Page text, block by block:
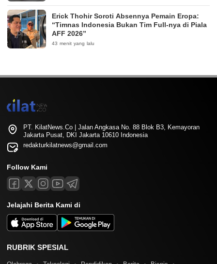
Erick Thohir Soroti Absennya Pemain Eropa:
“Timnas Indonesia Bukan Tim Full-nya di Piala
AFF 2026”
43 menit yang lalu
PT. KilatNews.Co | Jalan Angkasa No. 88 Blok B3, Kemayoran
Jakarta Pusat, DKI Jakarta 10610 Indonesia
redakturkilatnews@gmail.com
Follow Kami
Jelajahi Berita Kami di
RUBRIK SPESIAL